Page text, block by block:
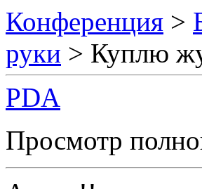
Конференция >
руки > Куплю
PDA
Просмотр